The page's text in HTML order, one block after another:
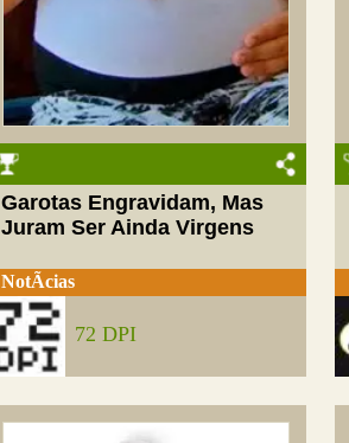
Garotas Engravidam, Mas
Juram Ser Ainda Virgens
NotÃ­cias
72 DPI